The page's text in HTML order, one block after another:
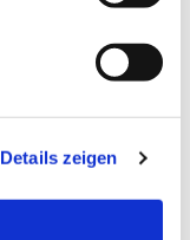
Details zeigen